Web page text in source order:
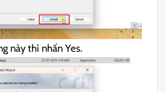
này thì nhấn Yes.